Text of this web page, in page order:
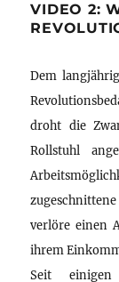
VIDEO 2:
Dem
droht die
Rollstuhl
verlöre einen
ihrem
Seit